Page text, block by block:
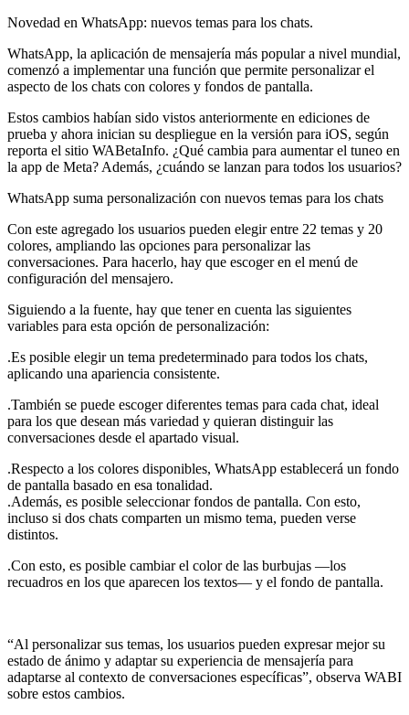
Novedad en WhatsApp: nuevos temas para los chats.
WhatsApp, la aplicación de mensajería más popular a nivel mundial,
comenzó a implementar una función que permite personalizar el
aspecto de los chats con colores y fondos de pantalla.
Estos cambios habían sido vistos anteriormente en ediciones de
prueba y ahora inician su despliegue en la versión para iOS, según
reporta el sitio WABetaInfo. ¿Qué cambia para aumentar el tuneo en
la app de Meta? Además, ¿cuándo se lanzan para todos los usuarios?
WhatsApp suma personalización con nuevos temas para los chats
Con este agregado los usuarios pueden elegir entre 22 temas y 20
colores, ampliando las opciones para personalizar las
conversaciones. Para hacerlo, hay que escoger en el menú de
configuración del mensajero.
Siguiendo a la fuente, hay que tener en cuenta las siguientes
variables para esta opción de personalización:
.Es posible elegir un tema predeterminado para todos los chats,
aplicando una apariencia consistente.
.También se puede escoger diferentes temas para cada chat, ideal
para los que desean más variedad y quieran distinguir las
conversaciones desde el apartado visual.
.Respecto a los colores disponibles, WhatsApp establecerá un fondo
de pantalla basado en esa tonalidad.
.Además, es posible seleccionar fondos de pantalla. Con esto,
incluso si dos chats comparten un mismo tema, pueden verse
distintos.
.Con esto, es posible cambiar el color de las burbujas —los
recuadros en los que aparecen los textos— y el fondo de pantalla.
“Al personalizar sus temas, los usuarios pueden expresar mejor su
estado de ánimo y adaptar su experiencia de mensajería para
adaptarse al contexto de conversaciones específicas”, observa WABI
sobre estos cambios.